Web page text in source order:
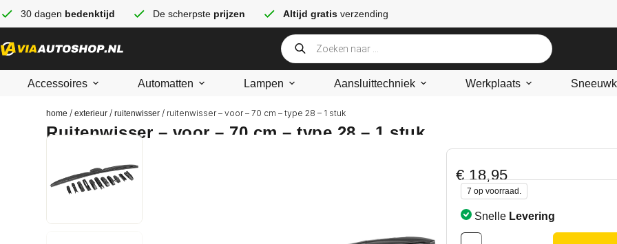
30 dagen bedenktijd De scherpste prijzen Altijd gratis verzending
Accessoires Automatten Lampen Aansluittechniek Werkplaats
home /exterieur /ruitenwisser / ruitenwisser – voor – 70 cm – type 28 – 1 stuk
Ruitenwisser – voor – 70 cm – type 28 – 1 stuk
€18,95
7 op voorraad.
Snelle Levering